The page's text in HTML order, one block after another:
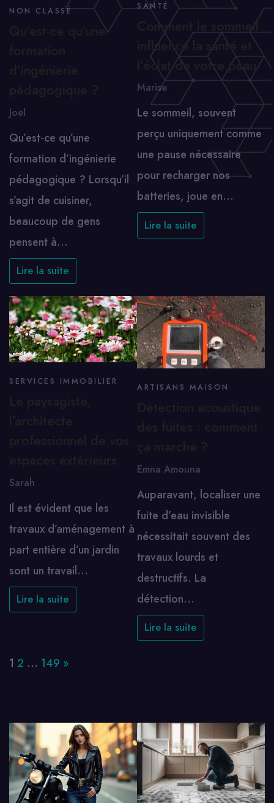
NON CLASSÉ
Qu’est-ce qu’une
Joel
Qu’est-ce qu’une
formation d’ingénierie
pédagogique ? Lorsqu’il
s’agit de cuisiner,
beaucoup de gens
pensent à…
Lire la suite
SANTÉ
Comment le sommeil
influence la santé et
l’éclat de votre peau
Marise
Le sommeil, souvent
perçu uniquement comme
une pause nécessaire
pour recharger nos
batteries, joue en…
Lire la suite
SERVICES IMMOBILIER
Sarah
Il est évident que les
travaux d’aménagement à
part entière d’un jardin
sont un travail…
Lire la suite
ARTISANS MAISON
Emna Amouna
Auparavant, localiser une
fuite d’eau invisible
nécessitait souvent des
travaux lourds et
destructifs. La
détection…
Lire la suite
Page:
1 2 … 149 Next
»